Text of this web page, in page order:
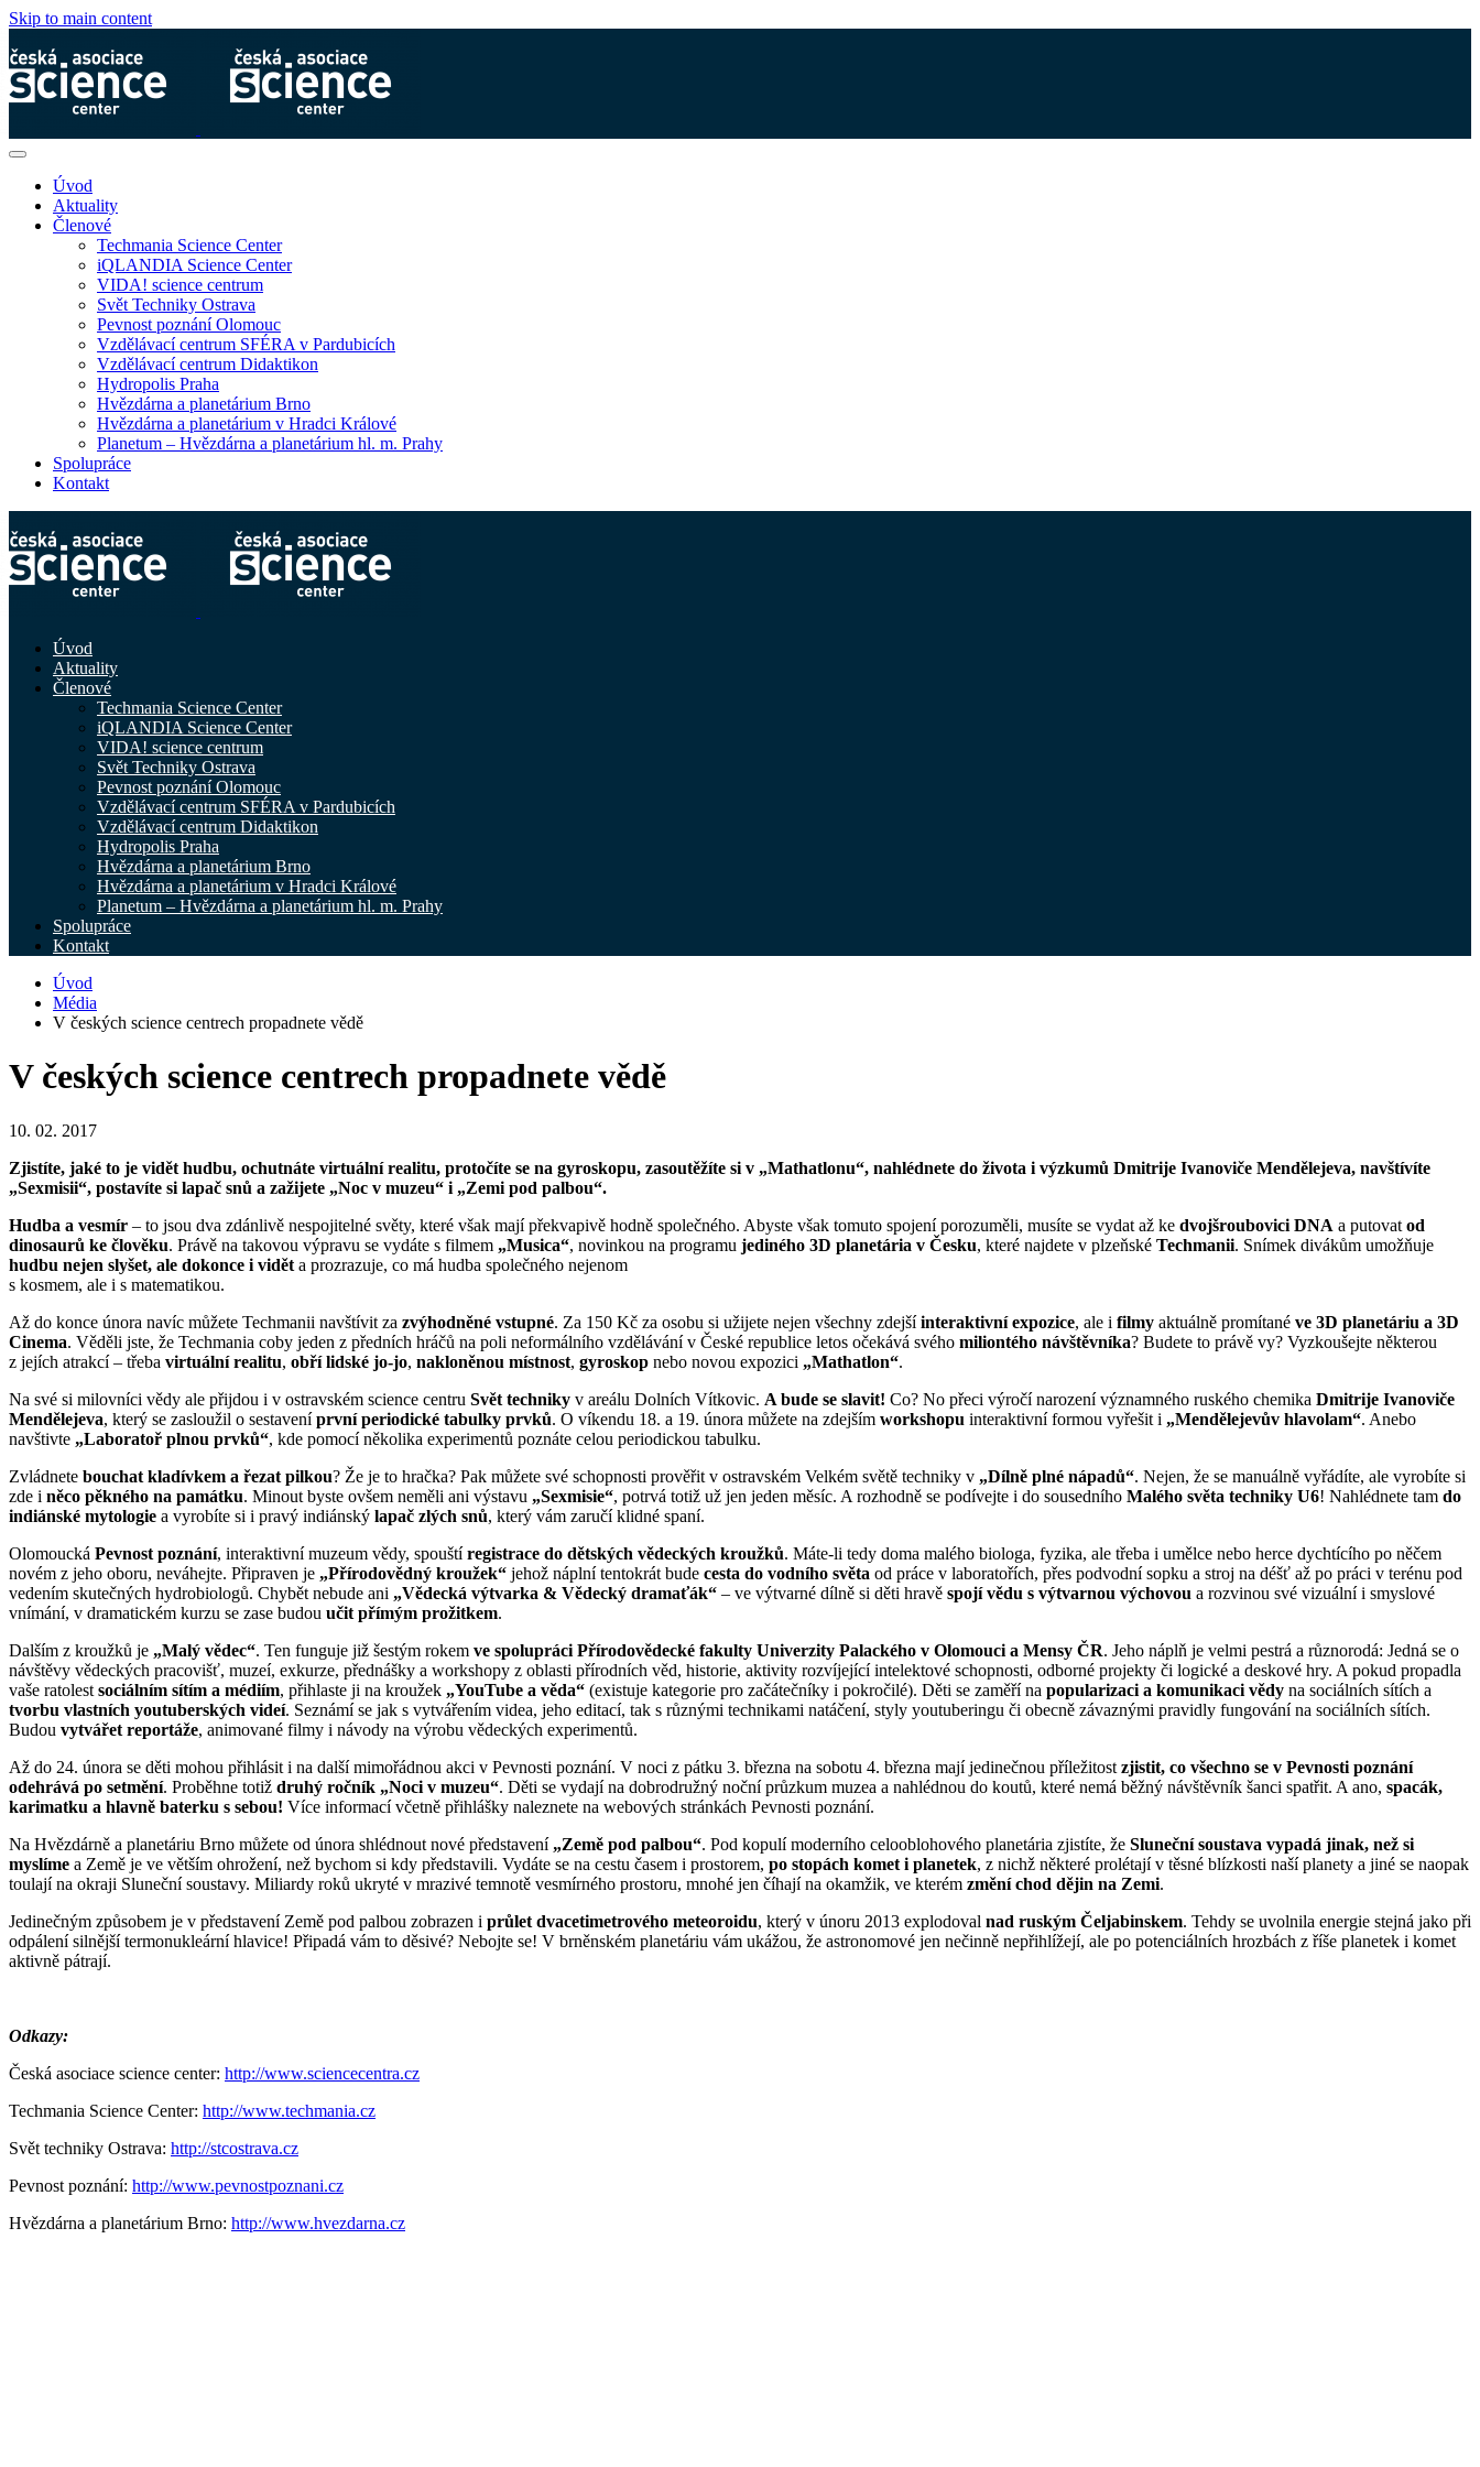
Skip to main content
Úvod
Aktuality
Členové
Techmania Science Center
iQLANDIA Science Center
VIDA! science centrum
Svět Techniky Ostrava
Pevnost poznání Olomouc
Vzdělávací centrum SFÉRA v Pardubicích
Vzdělávací centrum Didaktikon
Hydropolis Praha
Hvězdárna a planetárium Brno
Hvězdárna a planetárium v Hradci Králové
Planetum – Hvězdárna a planetárium hl. m. Prahy
Spolupráce
Kontakt
Úvod
Aktuality
Členové
Techmania Science Center
iQLANDIA Science Center
VIDA! science centrum
Svět Techniky Ostrava
Pevnost poznání Olomouc
Vzdělávací centrum SFÉRA v Pardubicích
Vzdělávací centrum Didaktikon
Hydropolis Praha
Hvězdárna a planetárium Brno
Hvězdárna a planetárium v Hradci Králové
Planetum – Hvězdárna a planetárium hl. m. Prahy
Spolupráce
Kontakt
Úvod
Média
V českých science centrech propadnete vědě
V českých science centrech propadnete vědě
10. 02. 2017
Zjistíte, jaké to je vidět hudbu, ochutnáte virtuální realitu, protočíte se na gyroskopu, zasoutěžíte si v „Mathatlonu“, nahlédnete do života i výzkumů Dmitrije Ivanoviče Mendělejeva, navštívíte
„Sexmisii“, postavíte si lapač snů a zažijete „Noc v muzeu“ i „Zemi pod palbou“.
Hudba a vesmír – to jsou dva zdánlivě nespojitelné světy, které však mají překvapivě hodně společného. Abyste však tomuto spojení porozuměli, musíte se vydat až ke dvojšroubovici DNA a putovat od
dinosaurů ke člověku. Právě na takovou výpravu se vydáte s filmem „Musica“, novinkou na programu jediného 3D planetária v Česku, které najdete v plzeňské Techmanii. Snímek divákům umožňuje
hudbu nejen slyšet, ale dokonce i vidět a prozrazuje, co má hudba společného nejenom
s kosmem, ale i s matematikou.
Až do konce února navíc můžete Techmanii navštívit za zvýhodněné vstupné. Za 150 Kč za osobu si užijete nejen všechny zdejšíinteraktivní expozice, ale i filmy aktuálně promítané ve 3D planetáriu a 3D
Cinema. Věděli jste, že Techmania coby jeden z předních hráčů na poli neformálního vzdělávání v České republice letos očekává svého miliontého návštěvníka? Budete to právě vy? Vyzkoušejte některou
z jejích atrakcí – třeba virtuální realitu, obří lidské jo-jo, nakloněnou místnost, gyroskop nebo novou expozici „Mathatlon“.
Na své si milovníci vědy ale přijdou i v ostravském science centru Svět techniky v areálu Dolních Vítkovic. A bude se slavit! Co? No přeci výročí narození významného ruského chemika Dmitrije Ivanoviče
Mendělejeva, který se zasloužil o sestaveníprvní periodické tabulky prvků. O víkendu 18. a 19. února můžete na zdejším workshopu interaktivní formou vyřešit i „Mendělejevův hlavolam“. Anebo
navštivte „Laboratoř plnou prvků“, kde pomocí několika experimentů poznáte celou periodickou tabulku.
Zvládnete bouchat kladívkem a řezat pilkou? Že je to hračka? Pak můžete své schopnosti prověřit v ostravském Velkém světě techniky v „Dílně plné nápadů“. Nejen, že se manuálně vyřádíte, ale vyrobíte si
zde i něco pěkného na památku. Minout byste ovšem neměli ani výstavu „Sexmisie“, potrvá totiž už jen jeden měsíc. A rozhodně se podívejte i do sousedního Malého světa techniky U6! Nahlédnete tam do
indiánské mytologie a vyrobíte si i pravý indiánský lapač zlých snů, který vám zaručí klidné spaní.
Olomoucká Pevnost poznání, interaktivní muzeum vědy, spouštíregistrace do dětských vědeckých kroužků. Máte-li tedy doma malého biologa, fyzika, ale třeba i umělce nebo herce dychtícího po něčem
novém z jeho oboru, neváhejte. Připraven je „Přírodovědný kroužek“ jehož náplní tentokrát bude cesta do vodního světa od práce v laboratořích, přes podvodní sopku a stroj na déšť až po práci v terénu pod
vedením skutečných hydrobiologů. Chybět nebude ani „Vědecká výtvarka & Vědecký dramaťák“ – ve výtvarné dílně si děti hravě spojí vědu s výtvarnou výchovou a rozvinou své vizuální i smyslové
vnímání, v dramatickém kurzu se zase budou učit přímým prožitkem.
Dalším z kroužků je „Malý vědec“. Ten funguje již šestým rokem ve spolupráci Přírodovědecké fakulty Univerzity Palackého v Olomouci a Mensy ČR. Jeho náplň je velmi pestrá a různorodá: Jedná se o
návštěvy vědeckých pracovišť, muzeí, exkurze, přednášky a workshopy z oblasti přírodních věd, historie, aktivity rozvíjející intelektové schopnosti, odborné projekty či logické a deskové hry. A pokud propadla
vaše ratolest sociálním sítím a médiím, přihlaste ji na kroužek „YouTube a věda“ (existuje kategorie pro začátečníky i pokročilé). Děti se zaměří na popularizaci a komunikaci vědy na sociálních sítích a
tvorbu vlastních youtuberských videí. Seznámí se jak s vytvářením videa, jeho editací, tak s různými technikami natáčení, styly youtuberingu či obecně závaznými pravidly fungování na sociálních sítích.
Budou vytvářet reportáže, animované filmy i návody na výrobu vědeckých experimentů.
Až do 24. února se děti mohou přihlásit i na další mimořádnou akci v Pevnosti poznání. V noci z pátku 3. března na sobotu 4. března mají jedinečnou příležitost zjistit, co všechno se v Pevnosti poznání
odehrává po setmění. Proběhne totiž druhý ročník „Noci v muzeu“. Děti se vydají na dobrodružný noční průzkum muzea a nahlédnou do koutů, které nemá běžný návštěvník šanci spatřit. A ano, spacák,
karimatku a hlavně baterku s sebou! Více informací včetně přihlášky naleznete na webových stránkách Pevnosti poznání.
Na Hvězdárně a planetáriu Brno můžete od února shlédnout nové představení „Země pod palbou“. Pod kopulí moderního celooblohového planetária zjistíte, že Sluneční soustava vypadá jinak, než si
myslíme a Země je ve větším ohrožení, než bychom si kdy představili. Vydáte se na cestu časem i prostorem, po stopách komet i planetek, z nichž některé prolétají v těsné blízkosti naší planety a jiné se naopak
toulají na okraji Sluneční soustavy. Miliardy roků ukryté v mrazivé temnotě vesmírného prostoru, mnohé jen číhají na okamžik, ve kterém změní chod dějin na Zemi.
Jedinečným způsobem je v představení Země pod palbou zobrazen i průlet dvacetimetrového meteoroidu, který v únoru 2013 explodoval nad ruským Čeljabinskem. Tehdy se uvolnila energie stejná jako při
odpálení silnější termonukleární hlavice! Připadá vám to děsivé? Nebojte se! V brněnském planetáriu vám ukážou, že astronomové jen nečinně nepřihlížejí, ale po potenciálních hrozbách z říše planetek i komet
aktivně pátrají.
Odkazy:
Česká asociace science center: http://www.sciencecentra.cz
Techmania Science Center: http://www.techmania.cz
Svět techniky Ostrava: http://stcostrava.cz
Pevnost poznání: http://www.pevnostpoznani.cz
Hvězdárna a planetárium Brno: http://www.hvezdarna.cz